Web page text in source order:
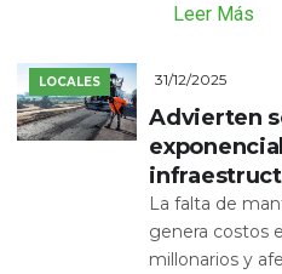
Leer Más
LOCALES 31/12/2025
Advierten
La falta de
genera costos
millonarios y